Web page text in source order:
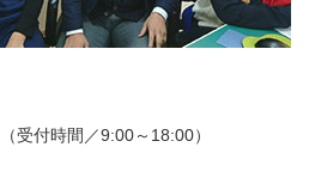
（受付時間／9:00～18:00）